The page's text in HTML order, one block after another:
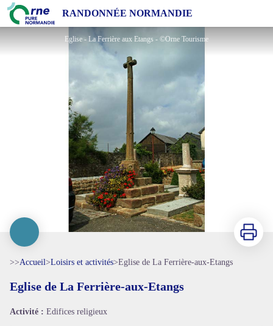
RANDONNÉE NORMANDIE
Eglise de La Ferrière-aux-Etangs
Eglise - La Ferrière aux Etangs - ©Orne Tourisme
Imprimer
>>Accueil>Loisirs et activités>Eglise de La Ferrière-aux-Etangs
Eglise de La Ferrière-aux-Etangs
Activité : Edifices religieux